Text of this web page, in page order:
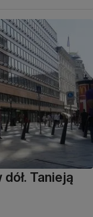
Tanieją